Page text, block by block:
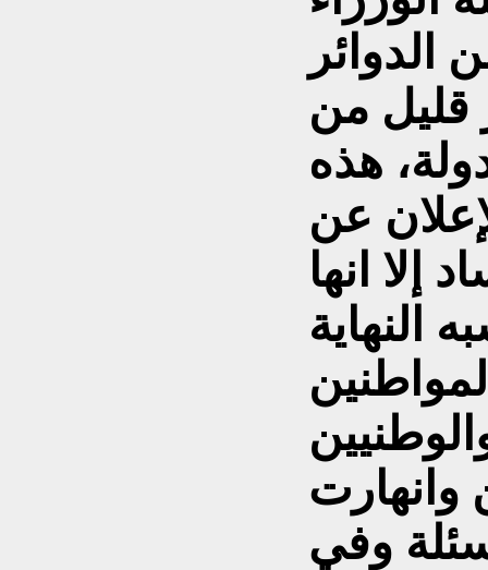
قليل من
هذه
عن
إلا انها
النهاية
وانهارت
وفي